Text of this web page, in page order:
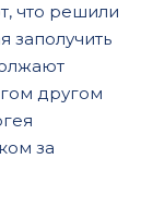
что решили
заполучить
другом
за